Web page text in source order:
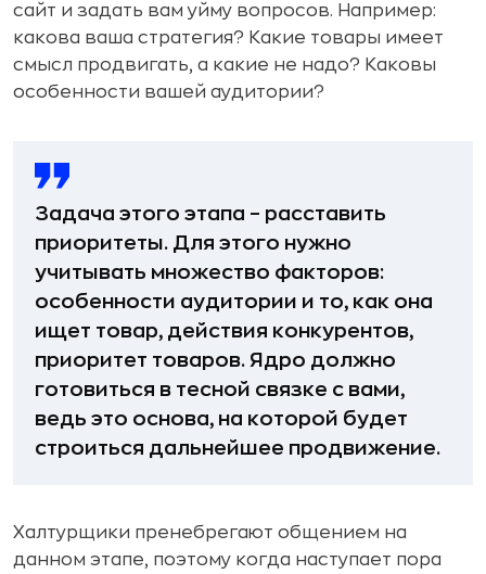
сайт и задать вам уйму вопросов. Например:
какова ваша стратегия? Какие товары имеет
смысл продвигать, а какие не надо? Каковы
особенности вашей аудитории?
Задача этого этапа – расставить
приоритеты. Для этого нужно
учитывать множество факторов:
особенности аудитории и то, как она
ищет товар, действия конкурентов,
приоритет товаров. Ядро должно
готовиться в тесной связке с вами,
ведь это основа, на которой будет
строиться дальнейшее продвижение.
Халтурщики пренебрегают общением на
данном этапе, поэтому когда наступает пора